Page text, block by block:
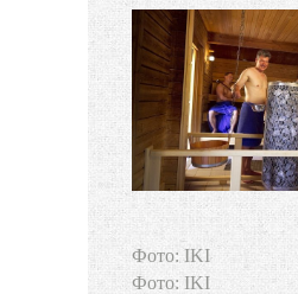
Фото: IKI
Фото: IKI